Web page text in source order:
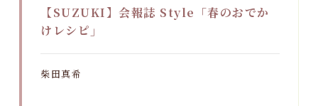
【SUZUKI】会報誌 Style「春のおでか
けレシピ」
柴田真希